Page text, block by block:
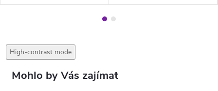
High-contrast mode